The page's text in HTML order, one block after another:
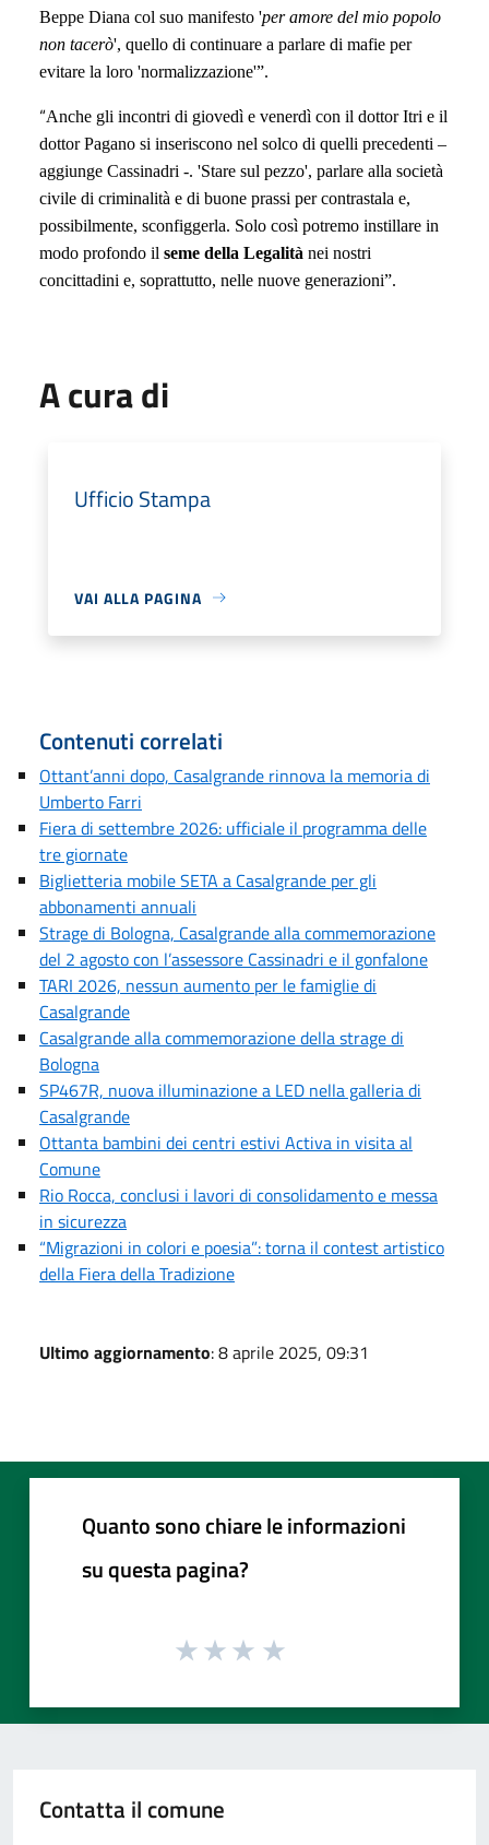
Beppe Diana col suo manifesto 'per amore del mio popolo
non tacerò', quello di continuare a parlare di mafie per
evitare la loro 'normalizzazione'”.
“Anche gli incontri di giovedì e venerdì con il dottor Itri e il
dottor Pagano si inseriscono nel solco di quelli precedenti –
aggiunge Cassinadri -. 'Stare sul pezzo', parlare alla società
civile di criminalità e di buone prassi per contrastala e,
possibilmente, sconfiggerla. Solo così potremo instillare in
modo profondo il seme della Legalità nei nostri
concittadini e, soprattutto, nelle nuove generazioni”.
A cura di
Ufficio Stampa
VAI ALLA PAGINA
Contenuti correlati
Ottant’anni dopo, Casalgrande rinnova la memoria di
Umberto Farri
Fiera di settembre 2026: ufficiale il programma delle
tre giornate
Biglietteria mobile SETA a Casalgrande per gli
abbonamenti annuali
Strage di Bologna, Casalgrande alla commemorazione
del 2 agosto con l’assessore Cassinadri e il gonfalone
TARI 2026, nessun aumento per le famiglie di
Casalgrande
Casalgrande alla commemorazione della strage di
Bologna
SP467R, nuova illuminazione a LED nella galleria di
Casalgrande
Ottanta bambini dei centri estivi Activa in visita al
Comune
Rio Rocca, conclusi i lavori di consolidamento e messa
in sicurezza
“Migrazioni in colori e poesia”: torna il contest artistico
della Fiera della Tradizione
Ultimo aggiornamento: 8 aprile 2025, 09:31
Quanto sono chiare le informazioni
su questa pagina?
Contatta il comune